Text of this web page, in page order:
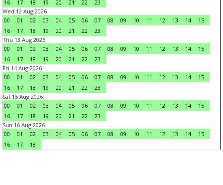
16
17 18 19 20 21 22
23
Wed 12 Aug 2026
00
01 02 03 04 05 06 07 08 09 10 11 12 13 14
15
16
17 18 19 20 21 22
23
Thu 13 Aug 2026
00
01 02 03 04 05 06 07 08 09 10 11 12 13 14
15
16
17 18 19 20 21 22
23
Fri 14 Aug 2026
00
01 02 03 04 05 06 07 08 09 10 11 12 13 14
15
16
17 18 19 20 21 22
23
Sat 15 Aug 2026
00
01 02 03 04 05 06 07 08 09 10 11 12 13 14
15
16
17 18 19 20 21 22
23
Sun 16 Aug 2026
00
01 02 03 04 05 06 07 08 09 10 11 12 13 14
15
16
17 18